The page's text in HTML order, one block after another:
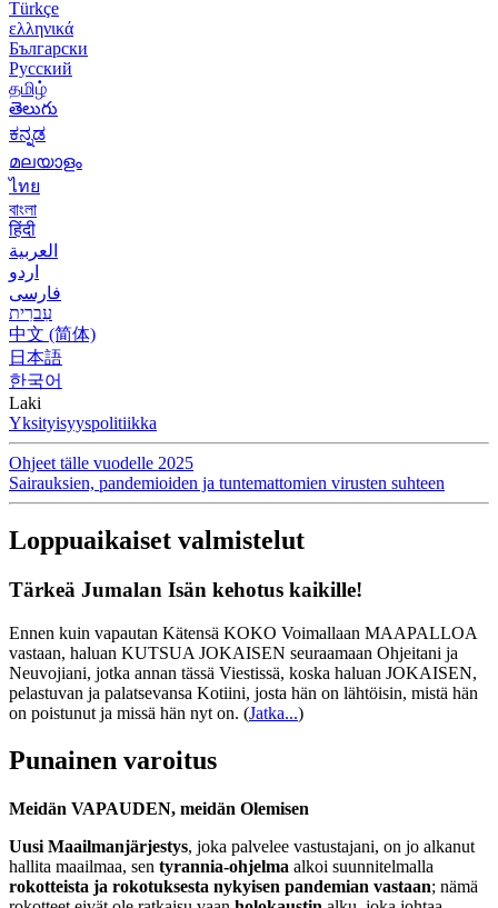
Türkçe
ελληνικά
Български
Русский
தமிழ்
తెలుగు
ಕನ್ನಡ
മലയാളം
ไทย
বাংলা
हिंदी
العربية
اردو
فارسی
עִברִית
中文 (简体)
日本語
한국어
Laki
Yksityisyyspolitiikka
Ohjeet tälle vuodelle 2025
Sairauksien, pandemioiden ja tuntemattomien virusten suhteen
Loppuaikaiset valmistelut
Tärkeä Jumalan Isän kehotus kaikille!
Ennen kuin vapautan Kätensä KOKO Voimallaan MAAPALLOA
vastaan, haluan KUTSUA JOKAISEN seuraamaan Ohjeitani ja
Neuvojiani, jotka annan tässä Viestissä, koska haluan JOKAISEN,
pelastuvan ja palatsevansa Kotiini, josta hän on lähtöisin, mistä hän
on poistunut ja missä hän nyt on. (Jatka...)
Punainen varoitus
Meidän VAPAUDEN, meidän Olemisen
Uusi Maailmanjärjestys, joka palvelee vastustajani, on jo alkanut
hallita maailmaa, sen tyrannia-ohjelma alkoi suunnitelmalla
rokotteista ja rokotuksesta nykyisen pandemian vastaan; nämä